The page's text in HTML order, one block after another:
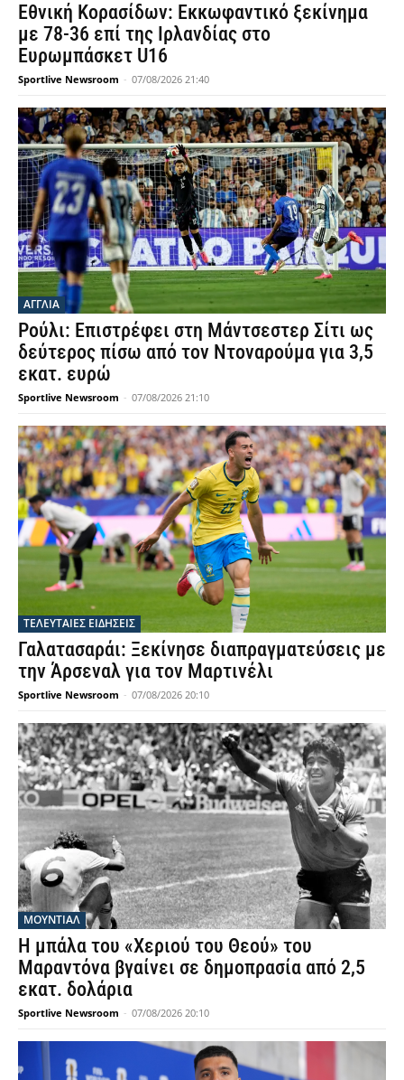
Εθνική Κορασίδων: Εκκωφαντικό ξεκίνημα
με 78-36 επί της Ιρλανδίας στο
Ευρωμπάσκετ U16
Sportlive Newsroom - 07/08/2026 21:40
ΑΓΓΛΙΑ
Ρούλι: Επιστρέφει στη Μάντσεστερ Σίτι ως
δεύτερος πίσω από τον Ντοναρούμα για 3,5
εκατ. ευρώ
Sportlive Newsroom - 07/08/2026 21:10
ΤΕΛΕΥΤΑΙΕΣ ΕΙΔΗΣΕΙΣ
Γαλατασαράι: Ξεκίνησε διαπραγματεύσεις με
την Άρσεναλ για τον Μαρτινέλι
Sportlive Newsroom - 07/08/2026 20:10
ΜΟΥΝΤΙΆΛ
Η μπάλα του «Χεριού του Θεού» του
Μαραντόνα βγαίνει σε δημοπρασία από 2,5
εκατ. δολάρια
Sportlive Newsroom - 07/08/2026 20:10